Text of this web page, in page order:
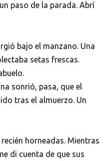
paso de la parada. Abrí
bajo el manzano. Una
setas frescas.
sonrió, pasa, que el
tras el almuerzo. Un
horneadas. Mientras
di cuenta de que sus